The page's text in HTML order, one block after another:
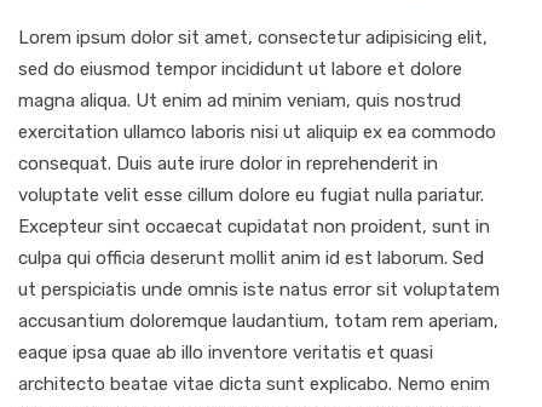
Lorem ipsum dolor sit amet, consectetur adipisicing elit,
sed do eiusmod tempor incididunt ut labore et dolore
magna aliqua. Ut enim ad minim veniam, quis nostrud
exercitation ullamco laboris nisi ut aliquip ex ea commodo
consequat. Duis aute irure dolor in reprehenderit in
voluptate velit esse cillum dolore eu fugiat nulla pariatur.
Excepteur sint occaecat cupidatat non proident, sunt in
culpa qui officia deserunt mollit anim id est laborum. Sed
ut perspiciatis unde omnis iste natus error sit voluptatem
accusantium doloremque laudantium, totam rem aperiam,
eaque ipsa quae ab illo inventore veritatis et quasi
architecto beatae vitae dicta sunt explicabo. Nemo enim